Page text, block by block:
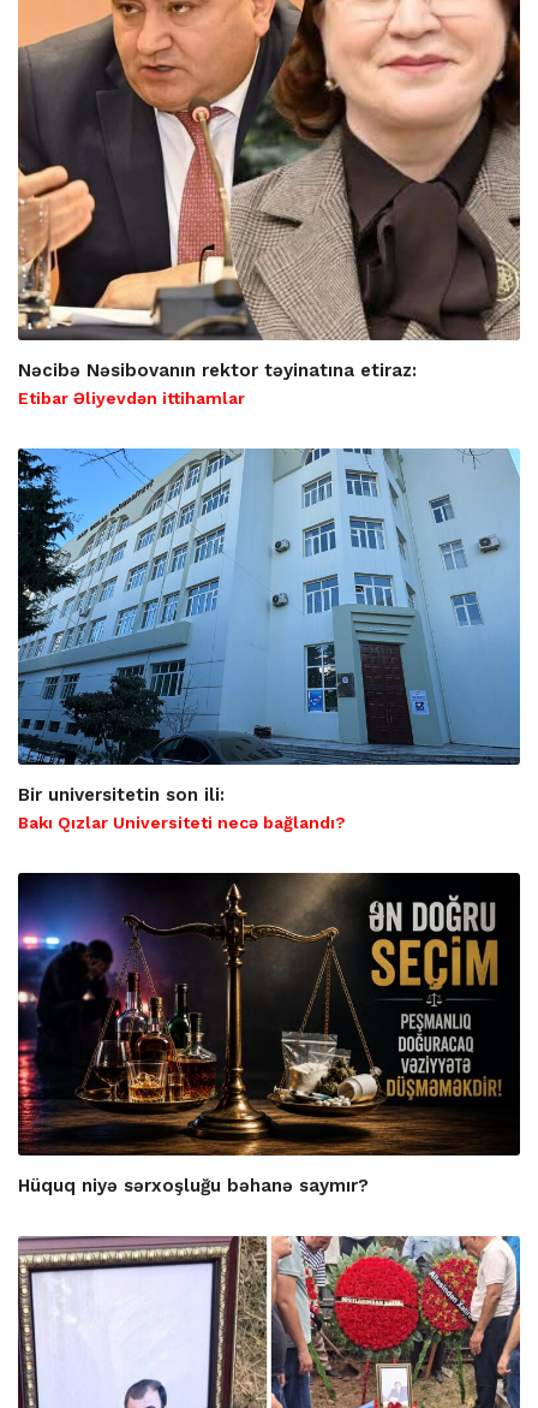
Nəcibə Nəsibovanın rektor təyinatına etiraz:
Etibar Əliyevdən ittihamlar
Bir universitetin son ili:
Bakı Qızlar Universiteti necə bağlandı?
Hüquq niyə sərxoşluğu bəhanə saymır?